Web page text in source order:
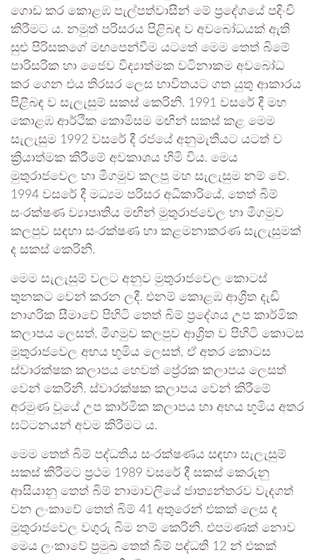
ගොඩ කර කොළඹ පැල්පත්වාසීන් මේ ප්‍රදේශයේ පදිංචි
කිරීමට ය. නමුත් පරිසරය පිළිබඳ ව අවබෝධයක් ඇති
සුළු පිරිසකගේ මඟපෙන්වීම යටතේ මෙම තෙත් බිමේ
පාරිසරික හා ජෛව විද්‍යාත්මක වටිනාකම අවබෝධ
කර ගෙන එය තිරසර ලෙස භාවිතයට ගත යුතු ආකාරය
පිළිබඳ ව සැලැසුම් සකස් කෙරිනි. 1991 වසරේ දී මහ
කොළඹ ආර්ථික කොමිසම මඟින් සකස් කළ මෙම
සැලැසුම 1992 වසරේ දී රජයේ අනුමැතියට යටත් ව
ක්‍රියාත්මක කිරීමේ අවකාශය හිමි විය. මෙය
මුතුරාජවෙල හා මීගමුව කලපු මහ සැලැසුම නම් වේ.
1994 වසරේ දී මධ්‍යම පරිසර අධිකාරියේ, තෙත් බිම්
සංරක්ෂණ ව්‍යාපෘතිය මඟින් මුතුරාජවෙල හා මීගමුව
කලපුව සඳහා සංරක්ෂණ හා කළමනාකරණ සැලැසුමක්
ද සකස් කෙරිනි.
මෙම සැලැසුම් වලට අනුව මුතුරාජවෙල කොටස්
තුනකට වෙන් කරන ලදී. එනම් කොළඹ ආශ්‍රිත දැඩි
නාගරික සීමාවේ පිහිටි තෙත් බිම් ප්‍රදේශය උප කාර්මික
කලාපය ලෙසත්, මීගමුව කලපුව ආශ්‍රිත ව පිහිටි කොටස
මුතුරාජවෙල අභය භූමිය ලෙසත්, ඒ අතර කොටස
ස්වාරක්ෂක කලාපය හෙවත් ප්‍රේරක කලාපය ලෙසත්
වෙන් කෙරිනි. ස්වාරක්ෂක කලාපය වෙන් කිරීමේ
අරමුණ වූයේ උප කාර්මික කලාපය හා අභය භූමිය අතර
ඝට්ටනයන් අවම කිරීමට ය.
මෙම තෙත් බිම් පද්ධතිය සංරක්ෂණය සඳහා සැලැසුම්
සකස් කිරීමට ප්‍රථම 1989 වසරේ දී සකස් කෙරුනු
ආසියානු තෙත් බිම් නාමාවලියේ ජාත්‍යන්තරව වැදගත්
වන ලංකාවේ තෙත් බිම් 41 අතුරෙන් එකක් ලෙස ද
මුතුරාජවෙල වගුරු බිම නම් කෙරිනි. එපමණක් නොව
මෙය ලංකාවේ ප්‍රමුඛ තෙත් බිම් පද්ධති 12 න් එකක්